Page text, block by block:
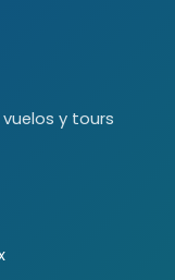
y tours